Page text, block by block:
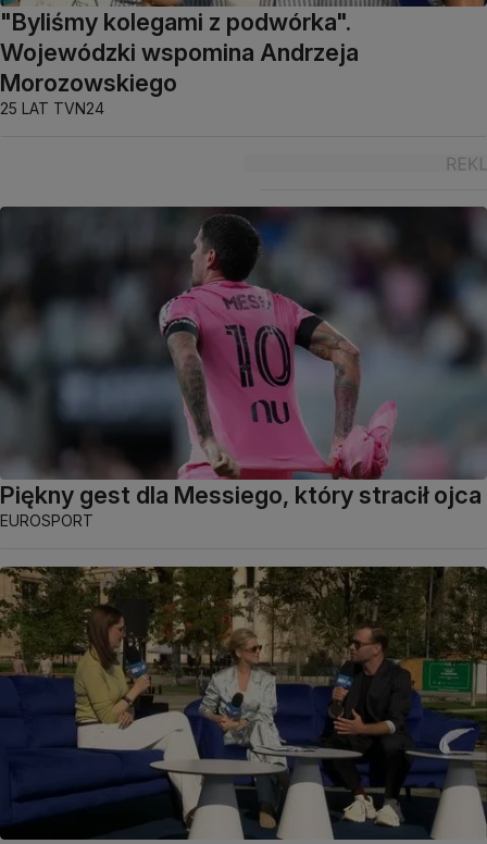
"Byliśmy kolegami z podwórka".
Wojewódzki wspomina Andrzeja
Morozowskiego
25 LAT TVN24
Piękny gest dla Messiego, który stracił ojca
EUROSPORT